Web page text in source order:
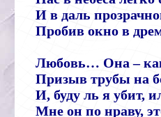
И в даль
Пробив окно в
Любовь… Она –
Призыв трубы на
И, буду ль я убит,
Мне он по нраву,